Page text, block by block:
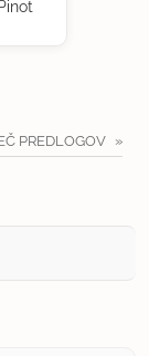
PREDLOGOV